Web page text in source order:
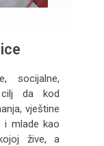
socijalne,
cilj da kod
vještine
i mlade kao
žive, a